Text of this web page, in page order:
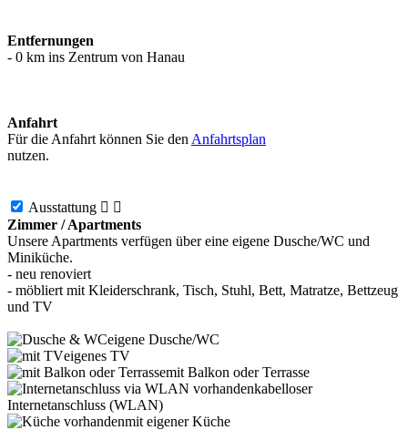
Entfernungen
- 0 km ins Zentrum von Hanau
Anfahrt
Für die Anfahrt können Sie den Anfahrtsplan
nutzen.
Ausstattung  
Zimmer / Apartments
Unsere Apartments verfügen über eine eigene Dusche/WC und
Miniküche.
- neu renoviert
- möbliert mit Kleiderschrank, Tisch, Stuhl, Bett, Matratze, Bettzeug
und TV
eigene Dusche/WC
eigenes TV
mit Balkon oder Terrasse
kabelloser
Internetanschluss (WLAN)
mit eigener Küche